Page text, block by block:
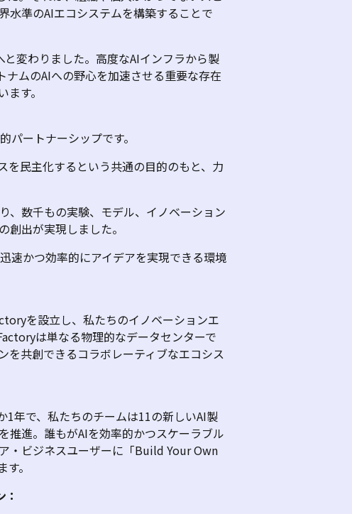
水準のAIエコシステムを構築することで
変わりました。高度なAIインフラから製
ナムのAIへの野心を加速させる重要な存在
す。
パートナーシップです。
を民主化するという共通の目的のもと、力
、数千もの実験、モデル、イノベーション
創出が実現しました。
速かつ効率的にアイデアを実現できる環境
を設立し、私たちのイノベーションエ
は単なる物理的なデータセンターで
を共創できるコラボレーティブなエコシス
1年で、私たちのチームは11の新しいAI製
推進。誰もがAIを効率的かつスケーラブル
・ビジネスユーザーに「Build Your Own
。
：